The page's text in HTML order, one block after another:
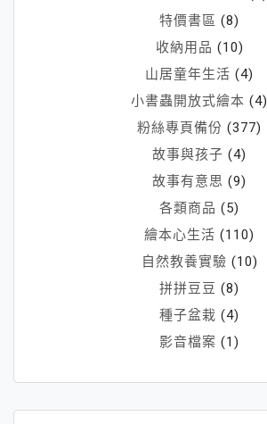
特價書區 (8)
收納用品 (10)
山居童年生活 (4)
小書蟲開放式繪本 (4)
粉絲專頁備份 (377)
故事與孩子 (4)
故事有意思 (9)
各類商品 (5)
繪本心生活 (110)
自然教養實驗 (10)
拼拼豆豆 (8)
種子盆栽 (4)
影音檔案 (1)